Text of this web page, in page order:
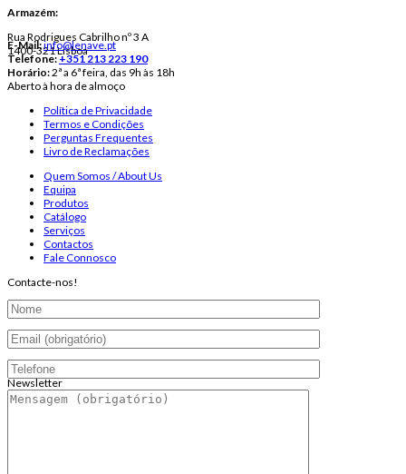
Armazém:
Rua Rodrigues Cabrilho nº 3 A
1400-321 Lisboa
E-Mail:info@lenave.pt
Telefone:+351 213 223 190
Horário:2ª a 6ª feira, das 9h às 18h
Aberto à hora de almoço
Política de Privacidade
Termos e Condições
Perguntas Frequentes
Livro de Reclamações
Quem Somos / About Us
Equipa
Produtos
Catálogo
Serviços
Contactos
Fale Connosco
Contacte-nos!
Newsletter
Endereço de email: